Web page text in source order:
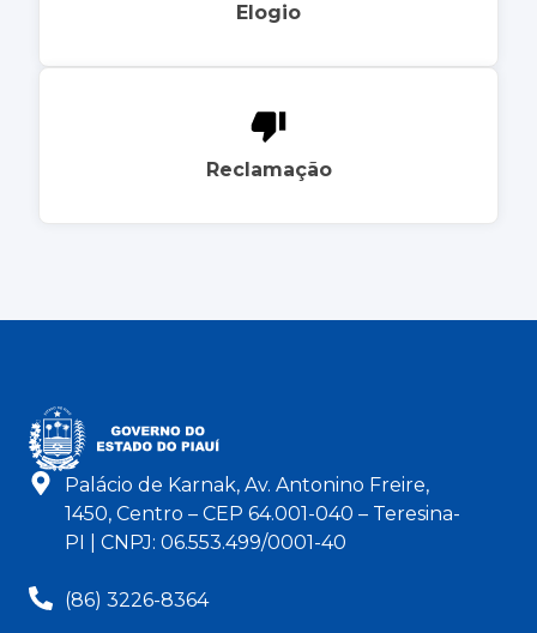
Elogio
Reclamação
Palácio de Karnak, Av. Antonino Freire,
1450, Centro – CEP 64.001-040 – Teresina-
PI | CNPJ: 06.553.499/0001-40
(86) 3226-8364